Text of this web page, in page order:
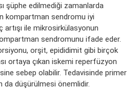
şüphe edilmediği zamanlarda
kompartman sendromu iyi
artışı ile mikrosirkülasyonun
sendromunu ifade eder.
orşit, epididimit gibi birçok
ortaya çıkan iskemi reperfüzyon
sebep olabilir. Tedavisinde primer
da düşürülmesi önemlidir.